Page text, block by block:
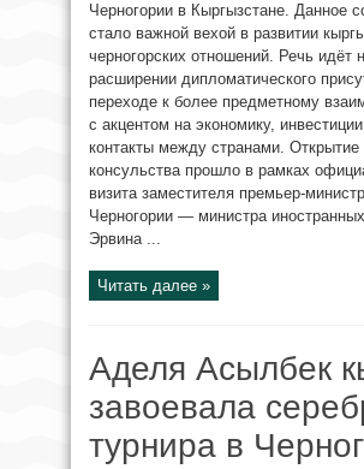
Черногории в Кыргызстане. Данное
стало важной вехой в развитии
черногорских отношений. Речь идёт
расширении дипломатического
переходе к более предметному
с акцентом на экономику,
контакты между странами. Открытие
консульства прошло в рамках
визита заместителя премьер-
Черногории — министра
Эрвина ...
Читать далее »
Аделя Асылбек
завоевала
турнира в